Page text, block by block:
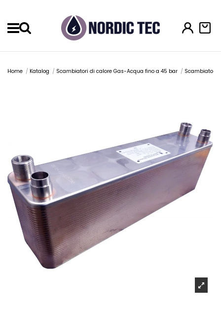
Home Katalog Scambiatori di calore Gas-Acqua fino a 45 bar Scambiatori